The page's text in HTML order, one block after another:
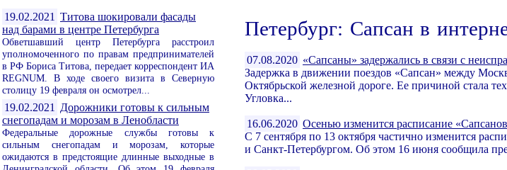
19.02.2021 Титова шокировали фасады
над барами в центре Петербурга
Обветшавший центр Петербурга расстроил
уполномоченного по правам предпринимателей
в РФ Бориса Титова, передает корреспондент ИА
REGNUM. В ходе своего визита в Северную
столицу 19 февраля он осмотрел...
19.02.2021
Дорожники готовы к сильным
снегопадам и морозам в Ленобласти
Федеральные дорожные службы готовы к
сильным снегопадам и морозам, которые
ожидаются в предстоящие длинные выходные в
Петербург: Сапсан в
07.08.2020 «Сапсаны» задержались в связи с
Задержка в движении поездов «Сапсан» между
Октябрьской железной дороге. Ее причиной стала
Угловка...
16.06.2020 Осенью изменится расписание
С 7 сентября по 13 октября частично изменится
и Санкт-Петербургом. Об этом 16 июня сообщила